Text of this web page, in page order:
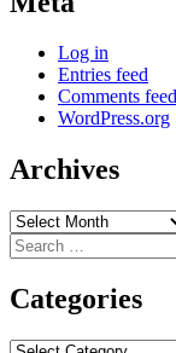
Log in
Entries feed
Comments feed
WordPress.org
Archives
Archives
Search
for:
Categories
Categories